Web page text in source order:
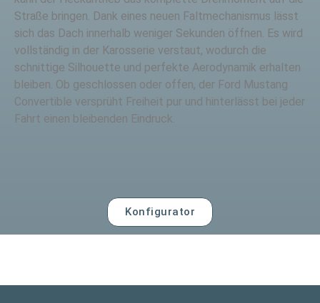
Straße bringen. Dank eines neuen Faltmechanismus lässt
sich das Dach innerhalb weniger Sekunden öffnen. Es wird
vollständig in der Karosserie verstaut, wodurch die
schnittige Silhouette und perfekte Aerodynamik erhalten
bleiben. Ob geschlossen oder offen, der Ford Mustang
Convertible versprüht Freiheit pur und hinterlässt bei jeder
Fahrt einen bleibenden Eindruck.
Konfigurator